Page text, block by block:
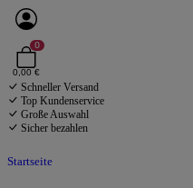
0
0,00 €
Schneller Versand
Top Kundenservice
Große Auswahl
Sicher bezahlen
Startseite